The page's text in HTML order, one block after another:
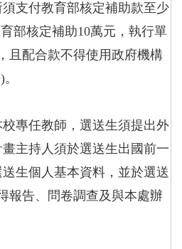
支付教育部核定補助款至少
部核定補助10萬元，執行單
且配合款不得使用政府機構
專任教師，選送生須提出外
主持人須於選送生出國前一
生個人基本資料，並於選送
報告、問卷調查及與本處辦